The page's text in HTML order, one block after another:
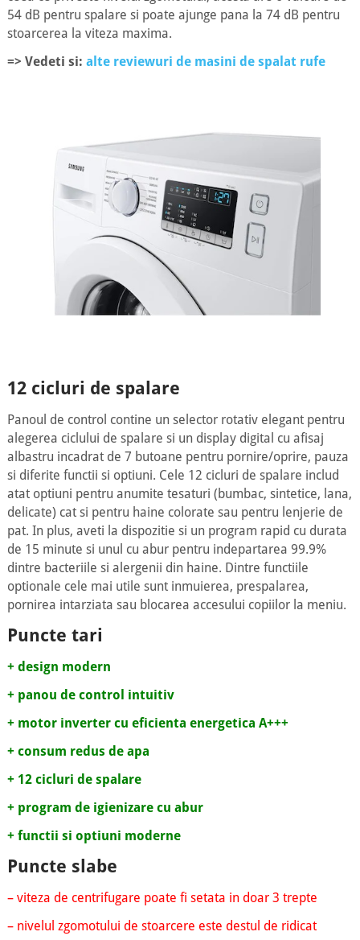
54 dB pentru spalare si poate ajunge pana la 74 dB pentru
stoarcerea la viteza maxima.
=> Vedeti si: alte reviewuri de masini de spalat rufe
12 cicluri de spalare
Panoul de control contine un selector rotativ elegant pentru
alegerea ciclului de spalare si un display digital cu afisaj
albastru incadrat de 7 butoane pentru pornire/oprire, pauza
si diferite functii si optiuni. Cele 12 cicluri de spalare includ
atat optiuni pentru anumite tesaturi (bumbac, sintetice, lana,
delicate) cat si pentru haine colorate sau pentru lenjerie de
pat. In plus, aveti la dispozitie si un program rapid cu durata
de 15 minute si unul cu abur pentru indepartarea 99.9%
dintre bacteriile si alergenii din haine. Dintre functiile
optionale cele mai utile sunt inmuierea, prespalarea,
pornirea intarziata sau blocarea accesului copiilor la meniu.
Puncte tari
+ design modern
+ panou de control intuitiv
+ motor inverter cu eficienta energetica A+++
+ consum redus de apa
+ 12 cicluri de spalare
+ program de igienizare cu abur
+ functii si optiuni moderne
Puncte slabe
– viteza de centrifugare poate fi setata in doar 3 trepte
– nivelul zgomotului de stoarcere este destul de ridicat